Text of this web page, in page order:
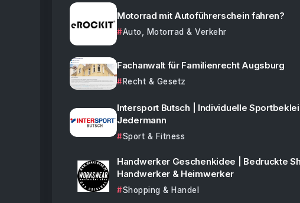
Motorrad mit Autoführerschein fahren?
Auto, Motorrad & Verkehr
Fachanwalt für Familienrecht Augsburg
Recht & Gesetz
Intersport Butsch | Individuelle
Jedermann
Sport & Fitness
Handwerker Geschenkidee | Bedruckte
Handwerker & Heimwerker
Shopping & Handel